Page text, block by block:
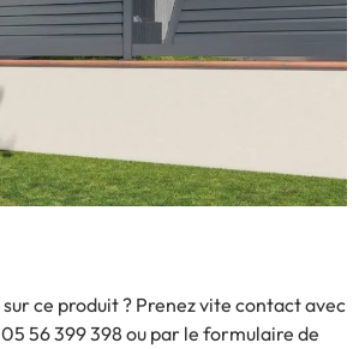
ce produit ? Prenez vite contact avec
56 399 398 ou par le formulaire de